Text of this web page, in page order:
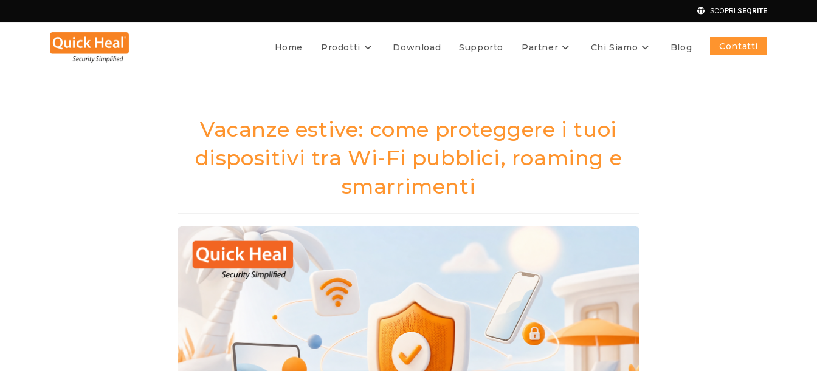
SCOPRI SEQRITE
Home Prodotti Download Supporto Partner Chi Siamo Blog Contatti
Vacanze estive: come proteggere i tuoi
dispositivi tra Wi-Fi pubblici, roaming e
smarrimenti